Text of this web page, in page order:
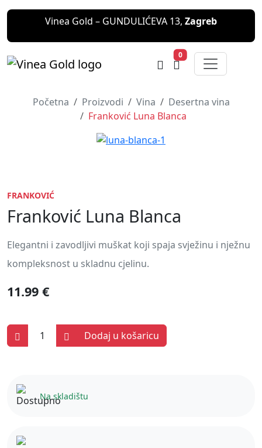
Vinea Gold – GUNDULIĆEVA 13, Zagreb
0
Početna Proizvodi Vina
Desertna vina
Franković Luna Blanca
Na skladištu
FRANKOVIĆ
Franković Luna Blanca
Elegantni i zavodljivi muškat koji spaja svježinu i nježnu
kompleksnost u skladnu cjelinu.
11.99 €
Dodaj u košaricu